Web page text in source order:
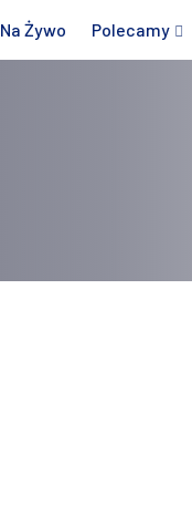
Żywo Polecamy